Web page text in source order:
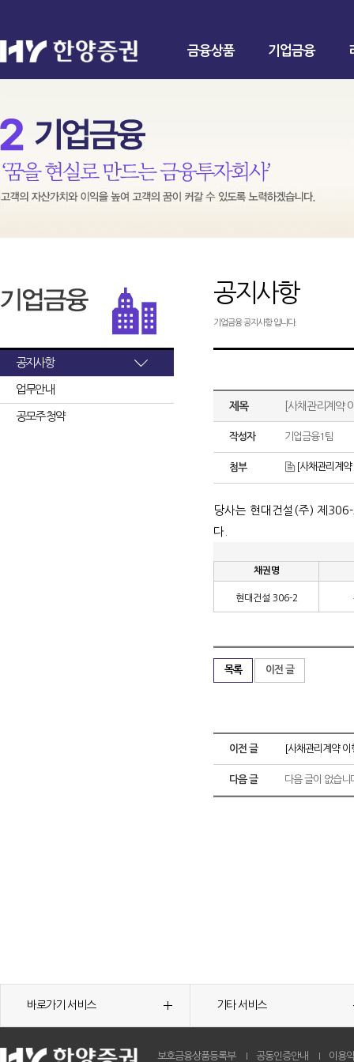
금융상품 기업금융
공지사항
업무안내
공모주 청약
공지사항
기업금융 공지사항 입니다.
제목 [사채관리계약
작성자 기업금융1팀
첨부 [사채관리계
당사는 현대건설 (주) 제
다
채권명
현대건설 306-2
목록 이전 글
이전 글 [사채관리계약
다음 글 다음 글이 없습니
바로가기 서비스 기타 서비스
보호금융상품등록부 공동인증안내 이용